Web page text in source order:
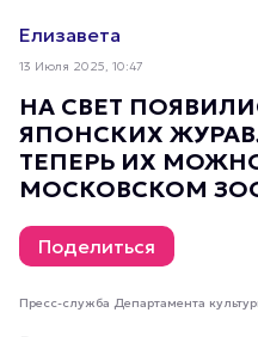
Фотогалереи Молодёжи
Статьи Молодёжи Москвы
Молодёжь Москвы
Молодёжь Москвы
Молодёжь Москвы здоровая
Молодёжь Москвы
Елизавета
13 Июля 2025, 10:47
НА СВЕТ
ЯПОНСКИХ
ТЕПЕРЬ ИХ
МОСКОВСКОМ
Поделиться
Пресс-служба Департамента